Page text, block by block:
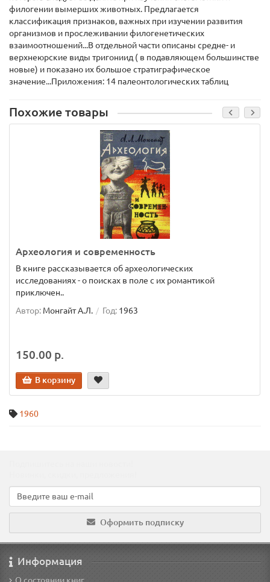
филогении вымерших животных. Предлагается
классификация признаков, важных при изучении развития
организмов и прослеживании филогенетических
взаимоотношений...В отдельной части описаны средне- и
верхнеюрские виды тригониид ( в подавляющем большинстве
новые) и показано их большое стратиграфическое
значение...Приложения: 14 палеонтологических таблиц
Похожие товары
Археология и современность
В книге рассказывается об археологических
исследованиях - о поисках в поле с их романтикой
приключен..
Автор: Монгайт А.Л. Год: 1963
150.00 р.
В корзину
1960
Оформить подписку
Информация